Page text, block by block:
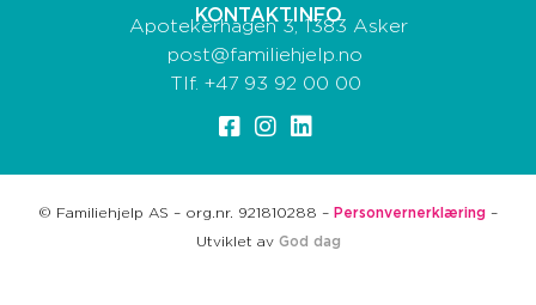
KONTAKTINFO
Apotekerhagen 3, 1383 Asker
post@familiehjelp.no
Tlf. +47 93 92 00 00
© Familiehjelp AS – org.nr. 921810288 – Personvernerklæring –
Utviklet av God dag